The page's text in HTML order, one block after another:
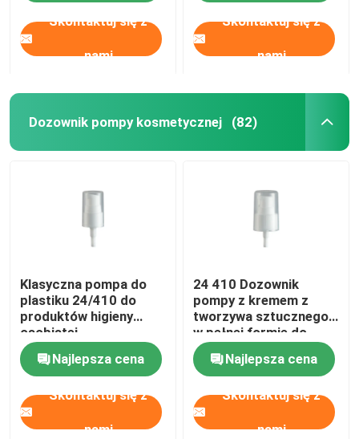
Skontaktuj się z
nami
Skontaktuj się z
nami
Dozownik pompy kosmetycznej (82)
Klasyczna pompa do
plastiku 24/410 do
produktów higieny
osobistej
Najlepsza cena
Skontaktuj się z
nami
24 410 Dozownik
pompy z kremem z
tworzywa sztucznego
w pełnej formie do
opakowań
kosmetycznych
Najlepsza cena
Skontaktuj się z
nami